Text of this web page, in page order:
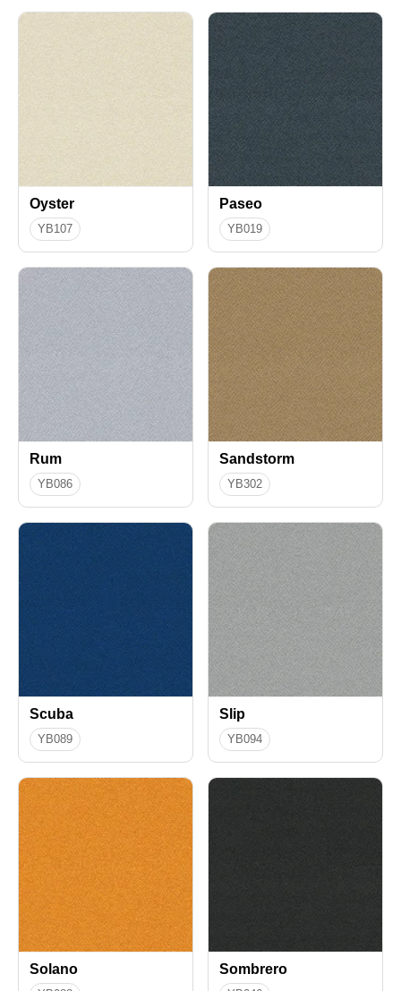
Oyster
YB107
Paseo
YB019
Rum
YB086
Sandstorm
YB302
Scuba
YB089
Slip
YB094
Solano Sombrero